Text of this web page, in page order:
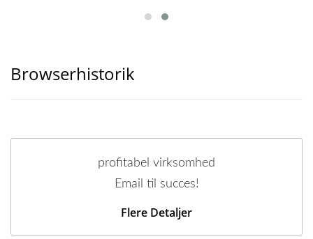
Browserhistorik
profitabel virksomhed
Email til succes!
Flere Detaljer